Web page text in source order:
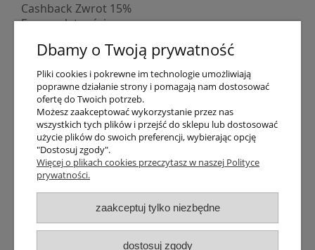
Cashback Zwrot 15%
Formy płatności
Numer konta
PayPo kupujesz, nie płacisz
Progi rabatowe
Promocje
Dostawa
Czas wysyłki
Dostawa
Śledzenie przesyłki GLS
Śledzenie przesyłki DPD
Shipping abroad
Zarejestruj się /Zaloguj się
Dbamy o Twoją prywatność
Pliki cookies i pokrewne im technologie umożliwiają
poprawne działanie strony i pomagają nam dostosować
ofertę do Twoich potrzeb.
Możesz zaakceptować wykorzystanie przez nas
wszystkich tych plików i przejść do sklepu lub dostosować
użycie plików do swoich preferencji, wybierając opcję
"Dostosuj zgody".
Więcej o plikach cookies przeczytasz w naszej Polityce
prywatności.
zaakceptuj tylko niezbędne
dostosuj zgody